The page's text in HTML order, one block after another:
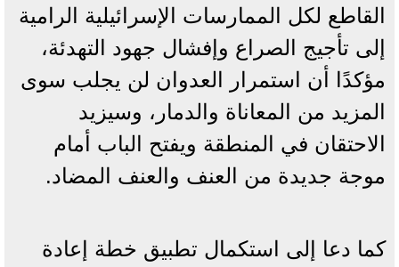
القاطع لكل الممارسات الإسرائيلية الرامية
إلى تأجيج الصراع وإفشال جهود التهدئة،
مؤكدًا أن استمرار العدوان لن يجلب سوى
المزيد من المعاناة والدمار، وسيزيد
الاحتقان في المنطقة ويفتح الباب أمام
موجة جديدة من العنف والعنف المضاد.
كما دعا إلى استكمال تطبيق خطة إعادة